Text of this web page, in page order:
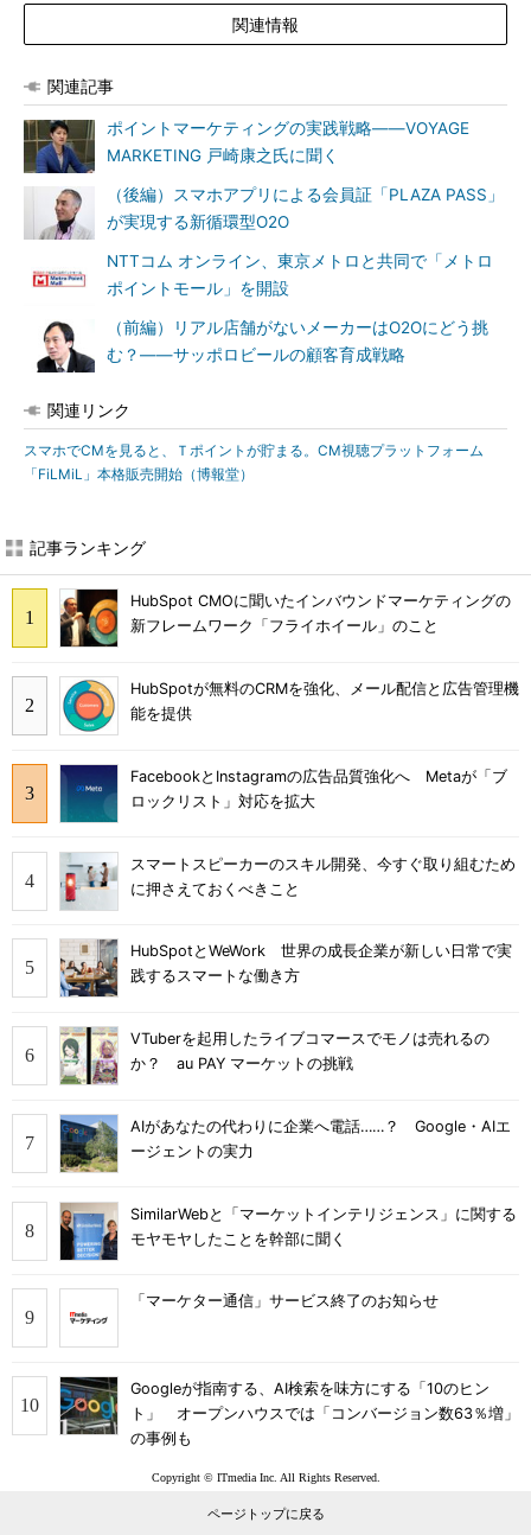
関連情報
関連記事
ポイントマーケティングの実践戦略――VOYAGE
MARKETING 戸崎康之氏に聞く
（後編）スマホアプリによる会員証「PLAZA PASS」
が実現する新循環型O2O
NTTコム オンライン、東京メトロと共同で「メトロ
ポイントモール」を開設
（前編）リアル店舗がないメーカーはO2Oにどう挑
む？――サッポロビールの顧客育成戦略
関連リンク
スマホでCMを見ると、Ｔポイントが貯まる。CM視聴プラットフォーム
「FiLMiL」本格販売開始（博報堂）
記事ランキング
HubSpot CMOに聞いたインバウンドマーケティングの
新フレームワーク「フライホイール」のこと
HubSpotが無料のCRMを強化、メール配信と広告管理機
能を提供
FacebookとInstagramの広告品質強化へ Metaが「ブ
ロックリスト」対応を拡大
スマートスピーカーのスキル開発、今すぐ取り組むため
に押さえておくべきこと
HubSpotとWeWork 世界の成長企業が新しい日常で実
践するスマートな働き方
VTuberを起用したライブコマースでモノは売れるの
か？ au PAY マーケットの挑戦
AIがあなたの代わりに企業へ電話……？ Google・AIエ
ージェントの実力
SimilarWebと「マーケットインテリジェンス」に関する
モヤモヤしたことを幹部に聞く
「マーケター通信」サービス終了のお知らせ
Googleが指南する、AI検索を味方にする「10のヒン
ト」 オープンハウスでは「コンバージョン数63％増」
の事例も
Copyright © ITmedia Inc. All Rights Reserved.
ページトップに戻る